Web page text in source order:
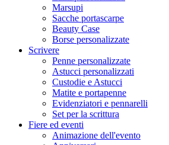
Marsupi
Sacche portascarpe
Beauty Case
Borse personalizzate
Scrivere
Penne personalizzate
Astucci personalizzati
Custodie e Astucci
Matite e portapenne
Evidenziatori e pennarelli
Set per la scrittura
Fiere ed eventi
Animazione dell'evento